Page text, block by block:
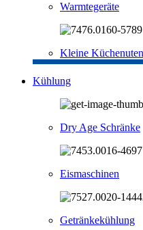
Warmtegeräte
Kleine
Kühlung
Dry Age Schränke
Eismaschinen
Getränkekühlung